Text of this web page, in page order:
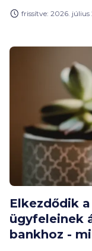
frissítve: 2026. július
Elkezdődik
ügyfeleinek
bankhoz -